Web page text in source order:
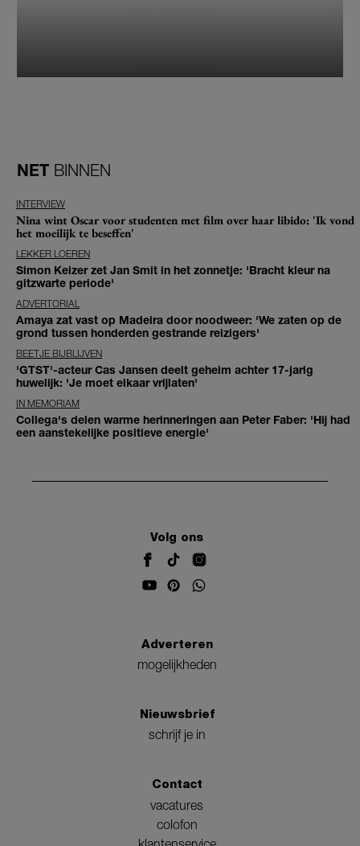
NET BINNEN
INTERVIEW
Nina wint Oscar voor studenten met film over haar libido: 'Ik vond
het moeilijk te beseffen'
LEKKER LOEREN
Simon Keizer zet Jan Smit in het zonnetje: 'Bracht kleur na
gitzwarte periode'
ADVERTORIAL
Amaya zat vast op Madeira door noodweer: 'We zaten op de
grond tussen honderden gestrande reizigers'
BEETJE BIJBLIJVEN
'GTST'-acteur Cas Jansen deelt geheim achter 17-jarig
huwelijk: 'Je moet elkaar vrijlaten'
IN MEMORIAM
Collega's delen warme herinneringen aan Peter Faber: 'Hij had
een aanstekelijke positieve energie'
Volg ons
Adverteren
mogelijkheden
Nieuwsbrief
schrijf je in
Contact
vacatures
colofon